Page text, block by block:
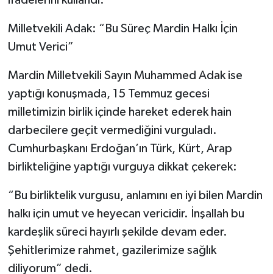
Milletvekili Adak: “Bu Süreç Mardin Halkı İçin
Umut Verici”
Mardin Milletvekili Sayın Muhammed Adak ise
yaptığı konuşmada, 15 Temmuz gecesi
milletimizin birlik içinde hareket ederek hain
darbecilere geçit vermediğini vurguladı.
Cumhurbaşkanı Erdoğan’ın Türk, Kürt, Arap
birlikteliğine yaptığı vurguya dikkat çekerek:
“Bu birliktelik vurgusu, anlamını en iyi bilen Mardin
halkı için umut ve heyecan vericidir. İnşallah bu
kardeşlik süreci hayırlı şekilde devam eder.
Şehitlerimize rahmet, gazilerimize sağlık
diliyorum” dedi.